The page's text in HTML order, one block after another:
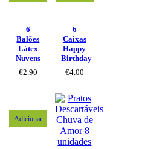
6
Balões
Látex
Nuvens
€2.90
6
Caixas
Happy
Birthday
€4.00
Adicionar